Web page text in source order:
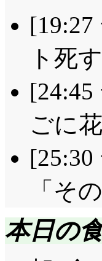
ト死
ごに
「そ
本日の